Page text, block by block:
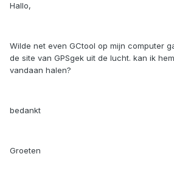
Hallo,
Wilde net even GCtool op mijn computer
de site van GPSgek uit de lucht. kan ik
vandaan halen?
bedankt
Groeten